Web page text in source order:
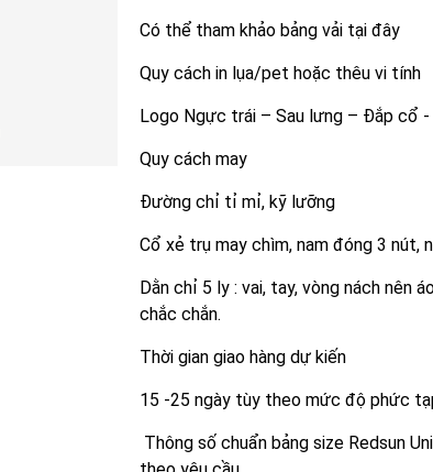
Có thể tham khảo bảng vải tại đây
Quy cách in lụa/pet hoặc thêu vi tính
Logo Ngực trái – Sau lưng – Đắp cổ -
Quy cách may
Đường chỉ tỉ mỉ, kỹ lưỡng
Cổ xẻ trụ may chìm, nam đóng 3 nút,
Dằn chỉ 5 ly : vai, tay, vòng nách nên
chắc chắn.
Thời gian giao hàng dự kiến
15 -25 ngày tùy theo mức độ phức
Thông số chuẩn bảng size Redsun